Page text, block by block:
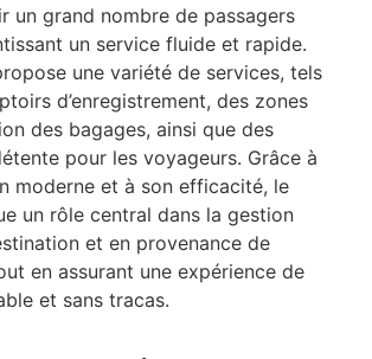
un grand nombre de passagers
un service fluide et rapide.
une variété de services, tels
d’enregistrement, des zones
des bagages, ainsi que des
pour les voyageurs. Grâce à
moderne et à son efficacité, le
un rôle central dans la gestion
et en provenance de
en assurant une expérience de
et sans tracas.